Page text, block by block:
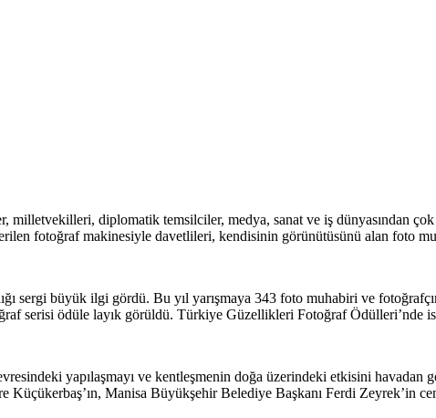
diplomatik temsilciler, medya, sanat ve iş dünyasından çok
fotoğraf makinesiyle davetlileri, kendisinin görünütüsünü alan foto
sergi büyük ilgi gördü. Bu yıl yarışmaya 343 foto muhabiri ve
serisi ödüle layık görüldü. Türkiye Güzellikleri Fotoğraf Ödülleri’nde
yapılaşmayı ve kentleşmenin doğa üzerindeki etkisini
Manisa Büyükşehir Belediye Başkanı Ferdi Zeyrek’in